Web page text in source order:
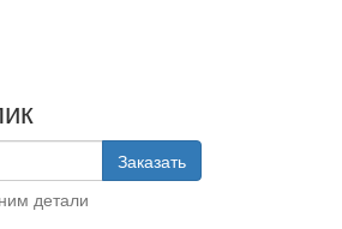
Заказать
детали